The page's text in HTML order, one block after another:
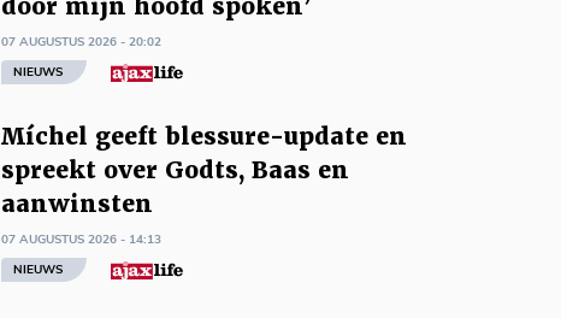
door mijn hoofd spoken’
07 AUGUSTUS 2026 - 20:02
NIEUWS
Míchel geeft blessure-update en
spreekt over Godts, Baas en
aanwinsten
07 AUGUSTUS 2026 - 14:13
NIEUWS